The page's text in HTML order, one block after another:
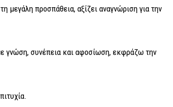
μεγάλη προσπάθεια, αξίζει αναγνώριση για την
γνώση, συνέπεια και αφοσίωση, εκφράζω την